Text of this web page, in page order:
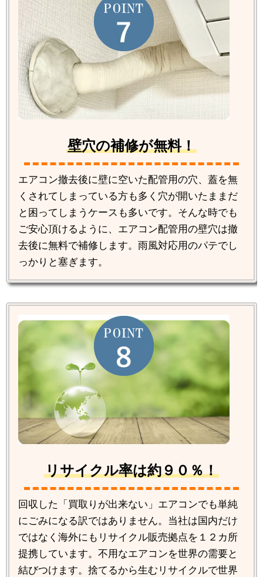
壁穴の補修が無料！
エアコン撤去後に壁に空いた配管用の穴、蓋を無
くされてしまっている方も多く穴が開いたままだ
と困ってしまうケースも多いです。そんな時でも
ご安心頂けるように、エアコン配管用の壁穴は撤
去後に無料で補修します。雨風対応用のパテでし
っかりと塞ぎます。
リサイクル率は約９０％！
回収した「買取りが出来ない」エアコンでも単純
にごみになる訳ではありません。当社は国内だけ
ではなく海外にもリサイクル販売拠点を１２カ所
提携しています。不用なエアコンを世界の需要と
結びつけます。捨てるから生むリサイクルで世界